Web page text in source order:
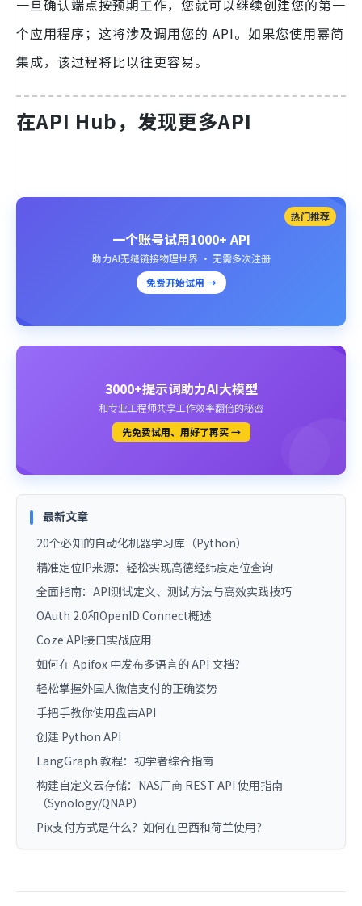
一旦确认端点按预期工作，您就可以继续创建您的第一
个应用程序；这将涉及调用您的 API。如果您使用幂简
集成，该过程将比以往更容易。
在API Hub，发现更多API
热门推荐
一个账号试用1000+ API
助力AI无缝链接物理世界 · 无需多次注册
免费开始试用 →
3000+提示词助力AI大模型
和专业工程师共享工作效率翻倍的秘密
先免费试用、用好了再买 →
最新文章
20个必知的自动化机器学习库（Python）
精准定位IP来源：轻松实现高德经纬度定位查询
全面指南：API测试定义、测试方法与高效实践技巧
OAuth 2.0和OpenID Connect概述
Coze API接口实战应用
如何在 Apifox 中发布多语言的 API 文档？
轻松掌握外国人微信支付的正确姿势
手把手教你使用盘古API
创建 Python API
LangGraph 教程：初学者综合指南
构建自定义云存储：NAS厂商 REST API 使用指南
（Synology/QNAP）
Pix支付方式是什么？如何在巴西和荷兰使用？